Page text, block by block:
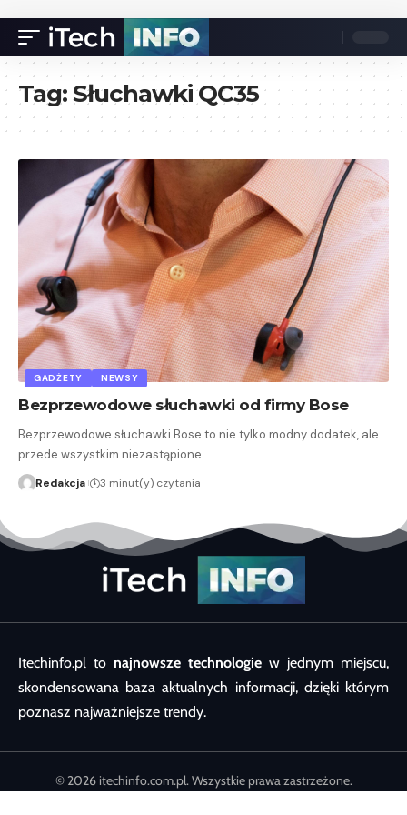
Tag:Słuchawki QC35
GADŻETY NEWSY
Bezprzewodowe słuchawki od firmy Bose
Bezprzewodowe słuchawki Bose to nie tylko modny dodatek, ale
przede wszystkim niezastąpione…
Redakcja 3 minut(y) czytania
Itechinfo.pl to najnowsze technologie w jednym miejscu,
skondensowana baza aktualnych informacji, dzięki którym
poznasz najważniejsze trendy.
© 2026 itechinfo.com.pl. Wszystkie prawa zastrzeżone.